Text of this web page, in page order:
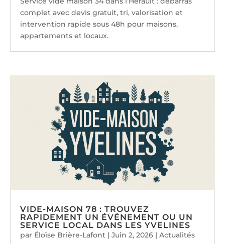
complet avec devis gratuit, tri, valorisation et
intervention rapide sous 48h pour maisons,
appartements et locaux.
VIDE-MAISON 78 : TROUVEZ
RAPIDEMENT UN ÉVÉNEMENT OU UN
SERVICE LOCAL DANS LES YVELINES
par Éloïse Brière-Lafont |Juin 2, 2026 |Actualités